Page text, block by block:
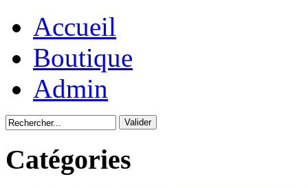
Accueil
Boutique
Admin
Catégories